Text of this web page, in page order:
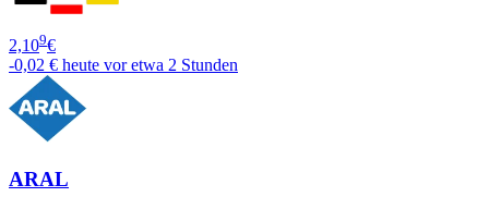
2,109€
-0,02 € heute vor etwa 2 Stunden
ARAL